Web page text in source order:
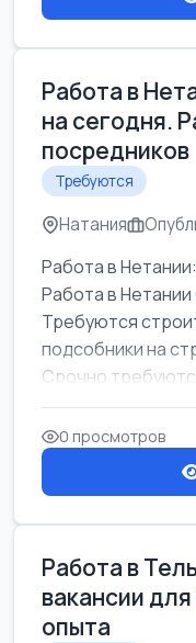
Работа в
на сегодня.
посредников
Требуются
Натания
Работа в
Работа в
Требуются
подсобники на
Срочно
0 просмотров
Работа в
вакансии
опыта